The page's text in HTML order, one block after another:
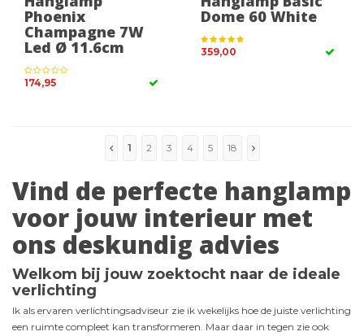
Phoenix
Champagne 7W
Led Ø 11.6cm
174,95
Dome 60 White
359,00
1 2 3 4 5 18
Vind de perfecte hanglamp
voor jouw interieur met
ons deskundig advies
Welkom bij jouw zoektocht naar de ideale
verlichting
Ik als ervaren verlichtingsadviseur zie ik wekelijks hoe de juiste verlichting
een ruimte compleet kan transformeren. Maar daar in tegen zie ook